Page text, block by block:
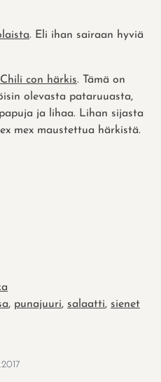
. Eli ihan sairaan hyviä
Chili con härkis. Tämä on
olevasta pataruuasta,
ja lihaa. Lihan sijasta
mex maustettua härkistä.
, punajuuri, salaatti, sienet